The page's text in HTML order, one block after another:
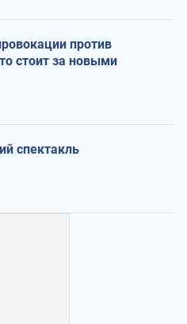
против
стоит за новыми
спектакль